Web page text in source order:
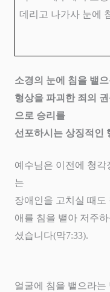
데리고 나가사 눈에
소경의 눈에 침을 뱉
형상을 파괴한 죄의
으로 승리를
선포하시는 상징적인
예수님은 이전에 청각
는
장애인을 고치실 때
애를 침을 뱉아 저주
셨습니다(막7:33).
얼굴에 침을 뱉으라는